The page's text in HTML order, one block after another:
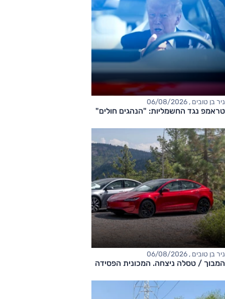
ניר בן טובים , 06/08/2026
טראמפ נגד החשמליות: "הנהגים חולים"
ניר בן טובים , 06/08/2026
המבוך / טסלה ניצחה. המכונית הפסידה